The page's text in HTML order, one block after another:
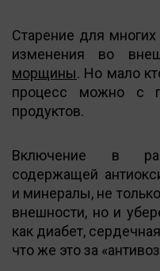
Старение для
изменения во
морщины. Но мало
процесс можно с
продуктов.
Включение в
содержащей
и минералы, не
внешности, но и
как диабет,
что же это за